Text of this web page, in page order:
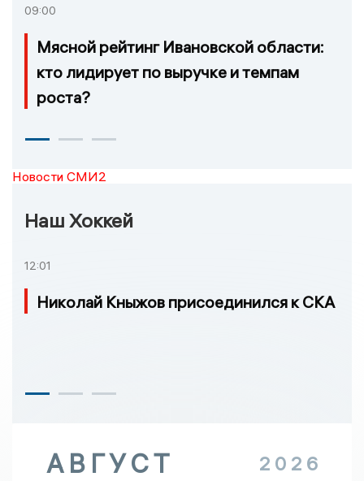
09:00
Мясной рейтинг Ивановской области:
кто лидирует по выручке и темпам
роста?
Новости СМИ2
Наш Хоккей
12:01
Николай Кныжов присоединился к СКА
АВГУСТ 2026